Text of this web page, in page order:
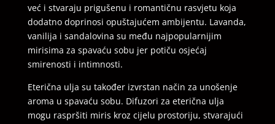
već i stvaraju prigušenu i romantičnu rasvjetu koja
dodatno doprinosi opuštajućem ambijentu. Lavanda,
vanilija i sandalovina su među najpopularnijim
mirisima za spavaću sobu jer potiču osjećaj
smirenosti i intimnosti.
Eterična ulja su također izvrstan način za unošenje
aroma u spavaću sobu. Difuzori za eterična ulja
mogu raspršiti miris kroz cijelu prostoriju, stvarajući